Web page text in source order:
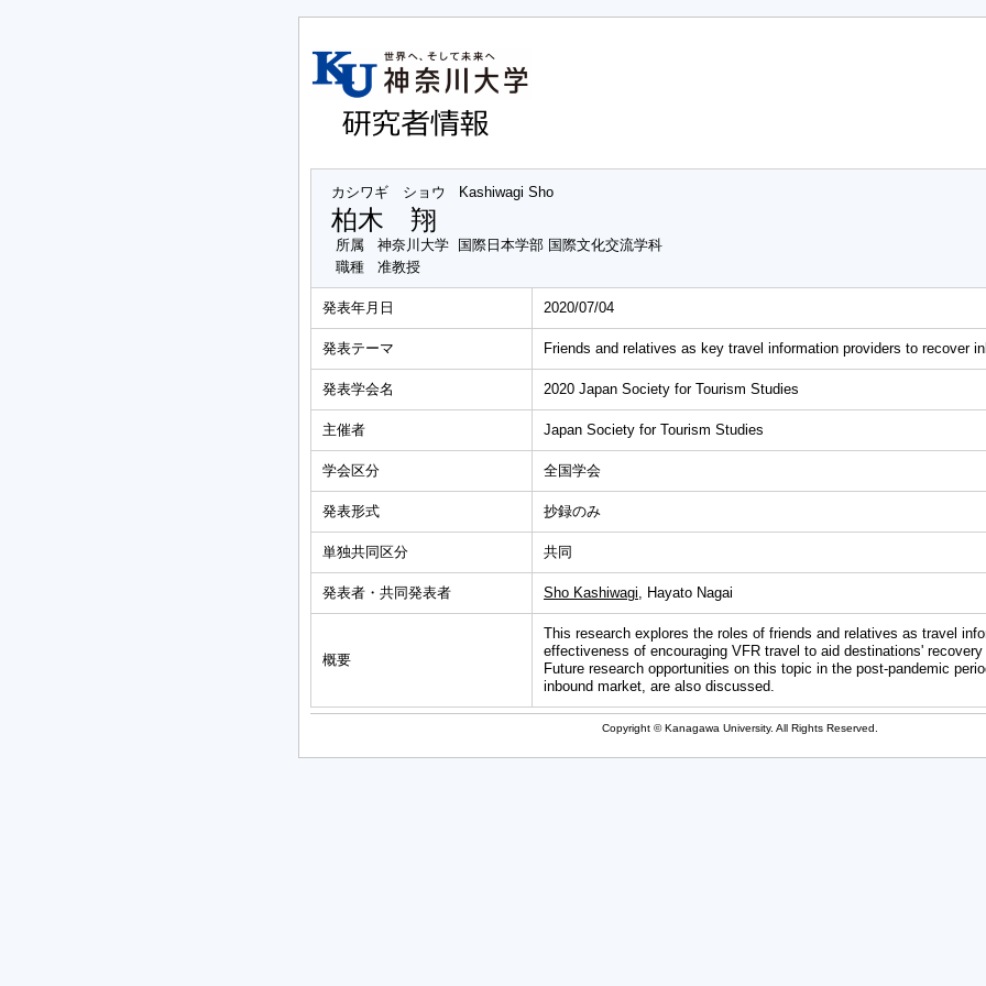
カシワギ ショウ Kashiwagi Sho
柏木 翔
所属
神奈川大学 国際日本学部 国際文化交流学科
職種
准教授
発表年月日 2020/07/04
発表テーマ Friends and relatives as key travel information providers to recover
発表学会名 2020 Japan Society for Tourism Studies
主催者 Japan Society for Tourism Studies
学会区分 全国学会
発表形式 抄録のみ
単独共同区分 共同
発表者・共同発表者 Sho Kashiwagi, Hayato Nagai
概要
This research explores the roles of friends and relatives as travel
effectiveness of encouraging VFR travel to aid destinations'
Future research opportunities on this topic in the post-pandemic
inbound market, are also discussed.
Copyright © Kanagawa University. All Rights Reserved.